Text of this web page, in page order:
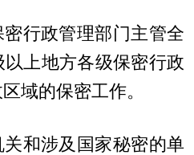
行政管理部门主管全
上地方各级保密行政
域的保密工作。
和涉及国家秘密的单